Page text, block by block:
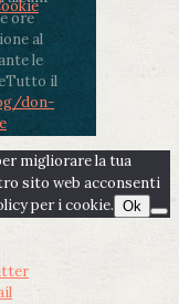
ore
al
le
Tutto il
don-
migliorare la tua
sito web acconsenti
per i cookie. Ok